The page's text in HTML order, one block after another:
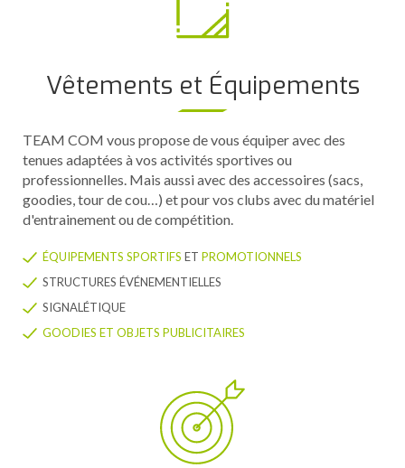
Vêtements et Équipements
TEAM COM vous propose de vous équiper avec des
tenues adaptées à vos activités sportives ou
professionnelles. Mais aussi avec des accessoires (sacs,
goodies, tour de cou…) et pour vos clubs avec du matériel
d'entrainement ou de compétition.
ÉQUIPEMENTS SPORTIFS ET PROMOTIONNELS
STRUCTURES ÉVÉNEMENTIELLES
SIGNALÉTIQUE
GOODIES ET OBJETS PUBLICITAIRES